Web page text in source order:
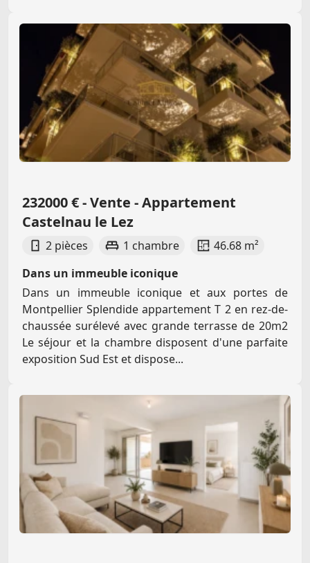
232000 € - Vente - Appartement
Castelnau le Lez
2 pièces 1 chambre
46.68 m²
Dans un immeuble iconique
Dans un immeuble iconique et aux portes de
Montpellier Splendide appartement T 2 en rez-de-
chaussée surélevé avec grande terrasse de 20m2
Le séjour et la chambre disposent d'une parfaite
exposition Sud Est et dispose...